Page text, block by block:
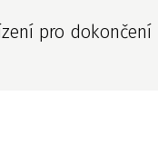
pro dokončení